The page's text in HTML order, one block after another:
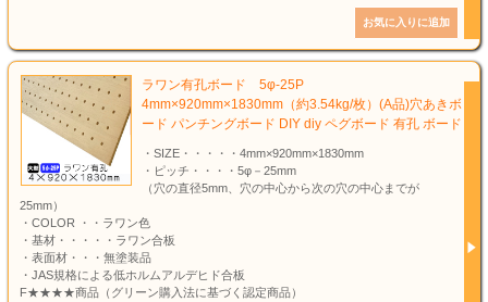
ラワン有孔ボード 5φ-25P
4mm×920mm×1830mm（約3.54kg/枚）(A品)穴あきボ
ード パンチングボード DIY diy ペグボード 有孔 ボード
・SIZE・・・・・4mm×920mm×1830mm
・ピッチ・・・・5φ－25mm
（穴の直径5mm、穴の中心から次の穴の中心までが
25mm）
・COLOR ・・ラワン色
・基材・・・・・ラワン合板
・表面材・・・無塗装品
・JAS規格による低ホルムアルデヒド合板
F★★★★商品（グリーン購入法に基づく認定商品）